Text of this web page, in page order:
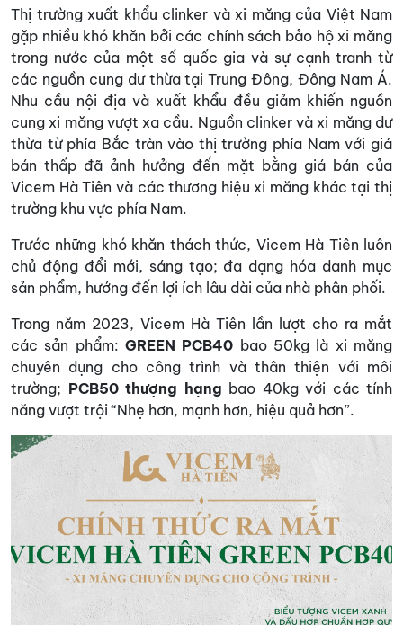
Thị trường xuất khẩu clinker và xi măng của Việt Nam
gặp nhiều khó khăn bởi các chính sách bảo hộ xi măng
trong nước của một số quốc gia và sự cạnh tranh từ
các nguồn cung dư thừa tại Trung Đông, Đông Nam Á.
Nhu cầu nội địa và xuất khẩu đều giảm khiến nguồn
cung xi măng vượt xa cầu. Nguồn clinker và xi măng dư
thừa từ phía Bắc tràn vào thị trường phía Nam với giá
bán thấp đã ảnh hưởng đến mặt bằng giá bán của
Vicem Hà Tiên và các thương hiệu xi măng khác tại thị
trường khu vực phía Nam.
Trước những khó khăn thách thức, Vicem Hà Tiên luôn
chủ động đổi mới, sáng tạo; đa dạng hóa danh mục
sản phẩm, hướng đến lợi ích lâu dài của nhà phân phối.
Trong năm 2023, Vicem Hà Tiên lần lượt cho ra mắt
các sản phẩm: GREEN PCB40 bao 50kg là xi măng
chuyên dụng cho công trình và thân thiện với môi
trường; PCB50 thượng hạng bao 40kg với các tính
năng vượt trội “Nhẹ hơn, mạnh hơn, hiệu quả hơn”.